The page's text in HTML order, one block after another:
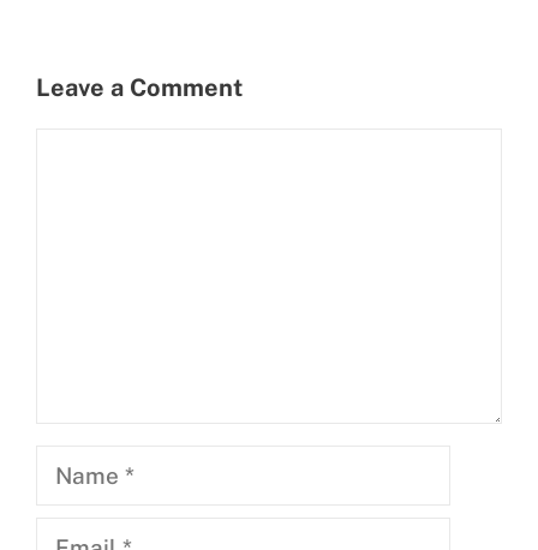
Leave a Comment
Name
Email